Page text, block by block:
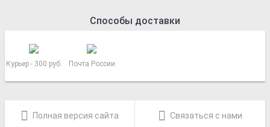
Способы доставки
Курьер - 300 руб. Почта России
Полная версия сайта Связаться с нами